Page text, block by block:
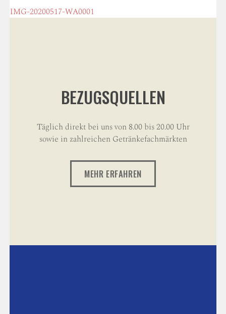
POST
IMG-20200517-WA0001
BEZUGSQUELLEN
Täglich direkt bei uns von 8.00 bis 20.00 Uhr
sowie in zahlreichen Getränkefachmärkten
MEHR ERFAHREN